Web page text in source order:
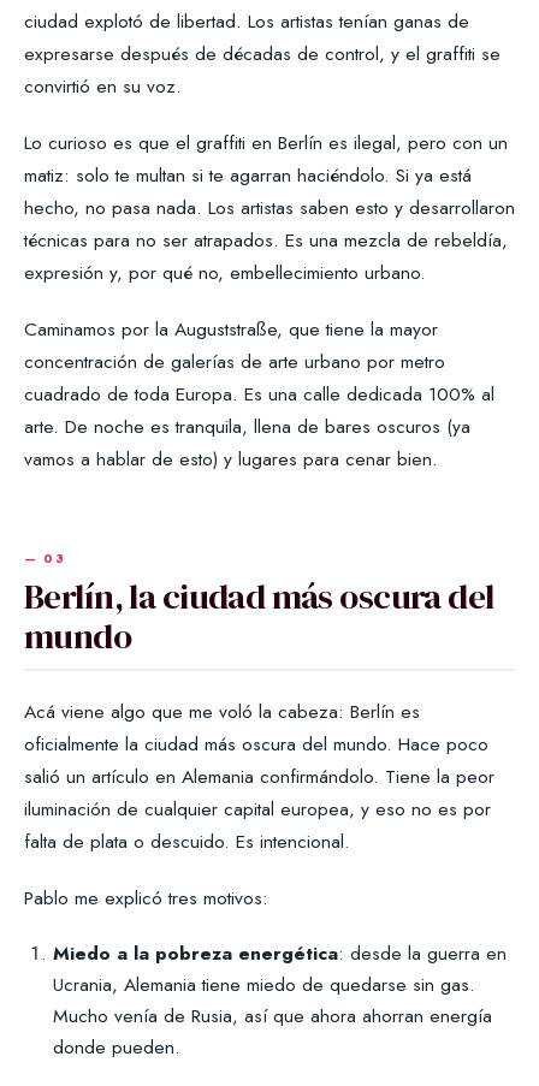
ciudad explotó de libertad. Los artistas tenían ganas de
expresarse después de décadas de control, y el graffiti se
convirtió en su voz.
Lo curioso es que el graffiti en Berlín es ilegal, pero con un
matiz: solo te multan si te agarran haciéndolo. Si ya está
hecho, no pasa nada. Los artistas saben esto y desarrollaron
técnicas para no ser atrapados. Es una mezcla de rebeldía,
expresión y, por qué no, embellecimiento urbano.
Caminamos por la Auguststraße, que tiene la mayor
concentración de galerías de arte urbano por metro
cuadrado de toda Europa. Es una calle dedicada 100% al
arte. De noche es tranquila, llena de bares oscuros (ya
vamos a hablar de esto) y lugares para cenar bien.
Berlín, la ciudad más oscura del
mundo
Acá viene algo que me voló la cabeza: Berlín es
oficialmente la ciudad más oscura del mundo. Hace poco
salió un artículo en Alemania confirmándolo. Tiene la peor
iluminación de cualquier capital europea, y eso no es por
falta de plata o descuido. Es intencional.
Pablo me explicó tres motivos:
Miedo a la pobreza energética: desde la guerra en
Ucrania, Alemania tiene miedo de quedarse sin gas.
Mucho venía de Rusia, así que ahora ahorran energía
donde pueden.